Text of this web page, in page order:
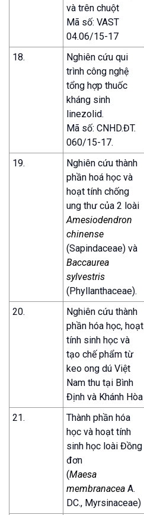
và trên chuột
Mã số: VAST
04.06/15-17
18.
Nghiên cứu qui
trình công nghệ
tổng hợp thuốc
kháng sinh
linezolid.
Mã số: CNHD.ĐT.
060/15-17.
19.
Nghiên cứu thành
phần hoá học và
hoạt tính chống
ung thư của 2 loài
Amesiodendron
chinense
(Sapindaceae) và
Baccaurea
sylvestris
(Phyllanthaceae).
20.
Nghiên cứu thành
phần hóa học, hoạt
tính sinh học và
tạo chế phẩm từ
keo ong dú Việt
Nam thu tại Bình
Định và Khánh Hòa
21.
Thành phần hóa
học và hoạt tính
sinh học loài Đồng
đơn
(Maesa
membranacea A.
DC., Myrsinaceae)